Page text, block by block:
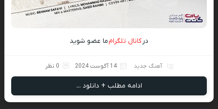
درکانال تلگرامما عضو شوید
آهنگ جدید 14 آگوست 2024 0 نظر
ادامه مطلب + دانلود ...